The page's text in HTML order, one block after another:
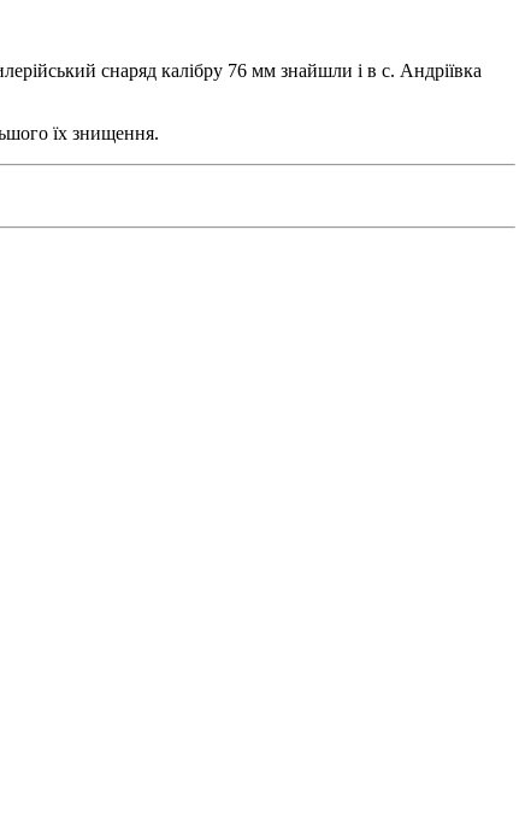
снаряд калібру 76 мм знайшли і в с. Андріївка
їх знищення.